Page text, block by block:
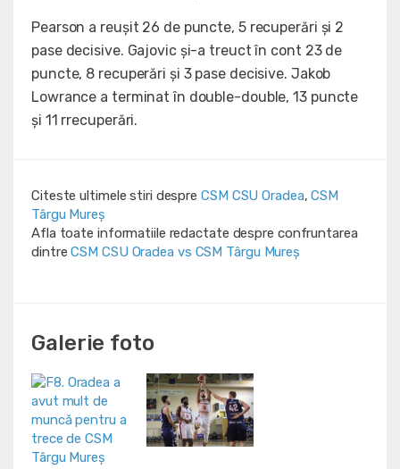
Pearson a reușit 26 de puncte, 5 recuperări și 2
pase decisive. Gajovic și-a treuct în cont 23 de
puncte, 8 recuperări și 3 pase decisive. Jakob
Lowrance a terminat în double-double, 13 puncte
și 11 rrecuperări.
Citeste ultimele stiri despre CSM CSU Oradea,CSM
Târgu Mureș
Afla toate informatiile redactate despre confruntarea
dintreCSM CSU Oradea vs CSM Târgu Mureș
Galerie foto